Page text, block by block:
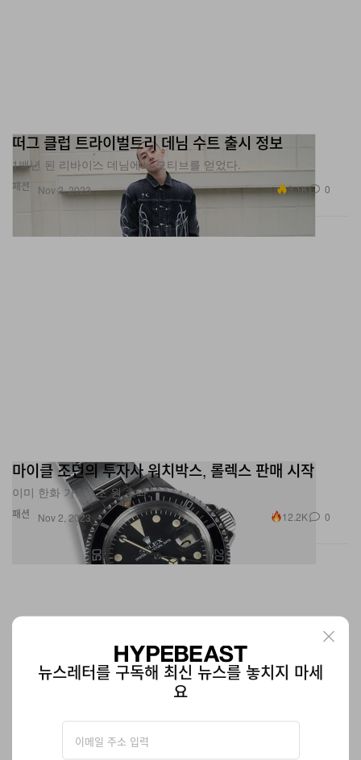
패션
떠그 클럽 트라이벌트리 데님 수트 출시 정보
1백년 된 리바이스 데님에서 모티브를 얻었다.
Nov 2, 2023 3.1K 0
패션
마이클 조던의 투자사 워치박스, 롤렉스 판매 시작
이미 한화 가치 1조 원 초과.
Nov 2, 2023 12.2K 0
뉴스레터를 구독해 최신 뉴스를 놓치지 마세
요